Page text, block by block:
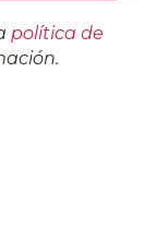
política de